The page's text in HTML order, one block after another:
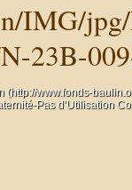
IMG/
23B-
(http://www.fonds-
Pas d’Utilisation